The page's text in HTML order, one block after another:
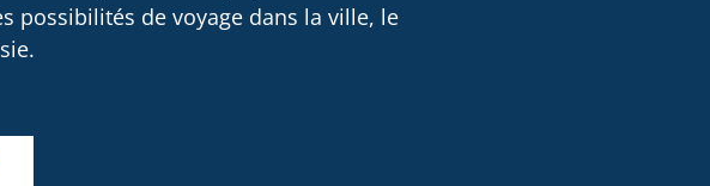
possibilités de voyage dans la ville, le